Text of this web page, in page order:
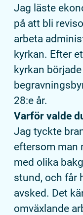
Jag läste
på att bli
arbeta
kyrkan. Efter
kyrkan
28:e år.
Varför valde
Jag tyckte
eftersom man
med olika
stund, och får
avsked. Det
omväxlande